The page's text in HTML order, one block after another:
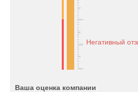
Негативный
Ваша оценка компании